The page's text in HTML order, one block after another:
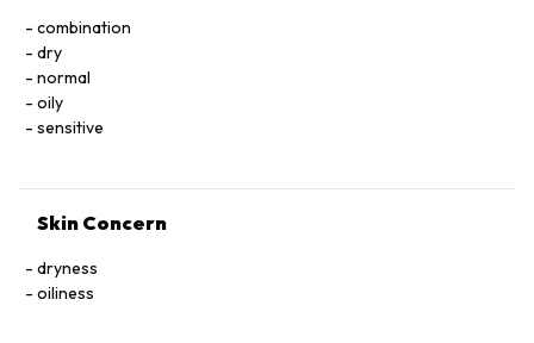
combination
dry
normal
oily
sensitive
Skin Concern
dryness
oiliness